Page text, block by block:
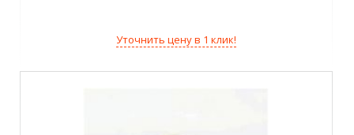
Уточнить цену в 1 клик!